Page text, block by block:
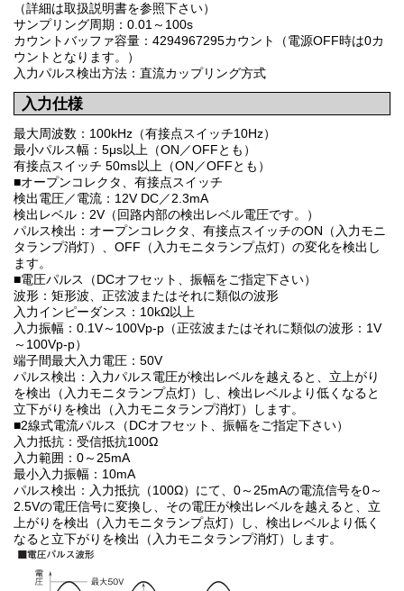
（詳細は取扱説明書を参照下さい）
サンプリング周期：0.01～100s
カウントバッファ容量：4294967295カウント（電源OFF時は0カ
ウントとなります。）
入力パルス検出方法：直流カップリング方式
入力仕様
最大周波数：100kHz（有接点スイッチ10Hz）
最小パルス幅：5μs以上（ON／OFFとも）
有接点スイッチ 50ms以上（ON／OFFとも）
■オープンコレクタ、有接点スイッチ
検出電圧／電流：12V DC／2.3mA
検出レベル：2V（回路内部の検出レベル電圧です。）
パルス検出：オープンコレクタ、有接点スイッチのON（入力モニ
タランプ消灯）、OFF（入力モニタランプ点灯）の変化を検出し
ます。
■電圧パルス（DCオフセット、振幅をご指定下さい）
波形：矩形波、正弦波またはそれに類似の波形
入力インピーダンス：10kΩ以上
入力振幅：0.1V～100Vp-p（正弦波またはそれに類似の波形：1V
～100Vp-p）
端子間最大入力電圧：50V
パルス検出：入力パルス電圧が検出レベルを越えると、立上がり
を検出（入力モニタランプ点灯）し、検出レベルより低くなると
立下がりを検出（入力モニタランプ消灯）します。
■2線式電流パルス（DCオフセット、振幅をご指定下さい）
入力抵抗：受信抵抗100Ω
入力範囲：0～25mA
最小入力振幅：10mA
パルス検出：入力抵抗（100Ω）にて、0～25mAの電流信号を0～
2.5Vの電圧信号に変換し、その電圧が検出レベルを越えると、立
上がりを検出（入力モニタランプ点灯）し、検出レベルより低く
なると立下がりを検出（入力モニタランプ消灯）します。